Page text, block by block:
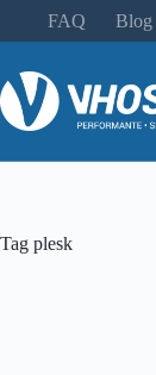
FAQ Blog
Tag plesk